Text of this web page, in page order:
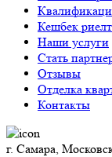
Кешбек
Наши услуги
Стать
Отзывы
Отделка
Контакты
г. Самара,